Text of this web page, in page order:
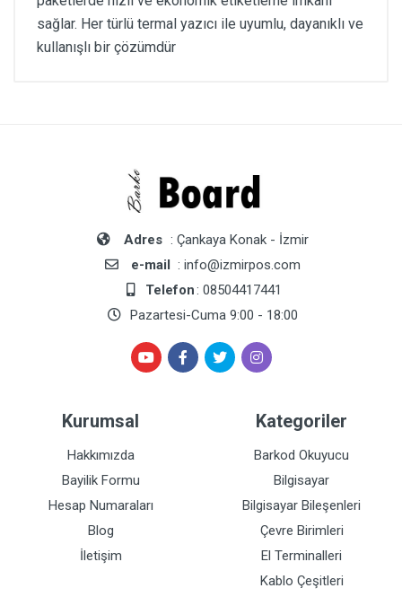
sağlar. Her türlü termal yazıcı ile uyumlu, dayanıklı ve
kullanışlı bir çözümdür
Adres : Çankaya Konak - İzmir
e-mail : info@izmirpos.com
Telefon: 08504417441
Pazartesi-Cuma 9:00 - 18:00
Kurumsal
Hakkımızda
Bayilik Formu
Hesap Numaraları
Blog
İletişim
Kategoriler
Barkod Okuyucu
Bilgisayar
Bilgisayar Bileşenleri
Çevre Birimleri
El Terminalleri
Kablo Çeşitleri